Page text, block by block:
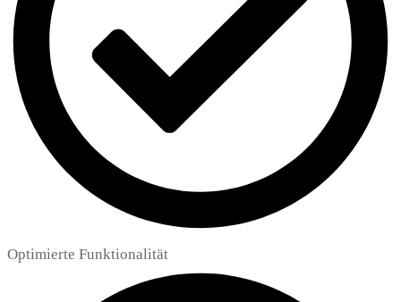
Optimierte Funktionalität